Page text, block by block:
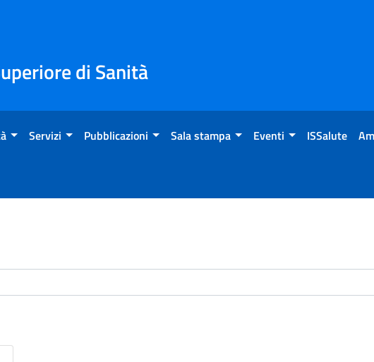
di Sanità
Servizi Pubblicazioni Sala stampa Eventi ISSalute
- Eventi